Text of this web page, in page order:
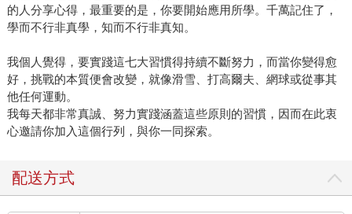
的人分享心得，最重要的是，你要開始應用所學。千萬記住了，
學而不行非真學，知而不行非真知。
我個人覺得，要實踐這七大習慣得持續不斷努力，而當你變得愈
好，挑戰的本質便會改變，就像滑雪、打高爾夫、網球或從事其
他任何運動。
我每天都非常真誠、努力實踐涵蓋這些原則的習慣，因而在此衷
心邀請你加入這個行列，與你一同探索。
配送方式